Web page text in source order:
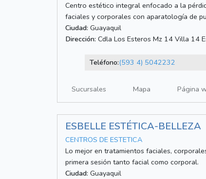
Centro estético integral enfocado a la
faciales y corporales con aparatología de
Ciudad: Guayaquil
Dirección: Cdla Los Esteros Mz 14 Villa 14
Teléfono:(593 4) 5042232
Sucursales Mapa Página
ESBELLE ESTÉTICA-BELLEZA
CENTROS DE ESTETICA
Lo mejor en tratamientos faciales,
primera sesión tanto facial como corporal.
Ciudad: Guayaquil